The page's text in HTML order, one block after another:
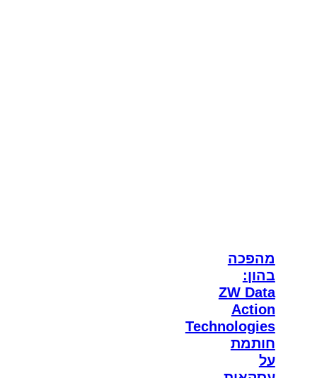
מהפכה
בהון:
ZW Data
Action
Technologies
חותמת
על